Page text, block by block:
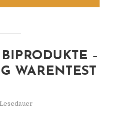
–
WARENTEST